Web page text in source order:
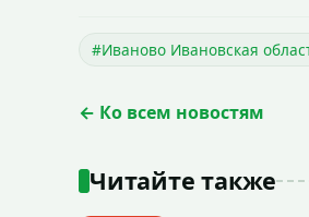
#Иваново Ивановская
← Ко всем новостям
Читайте также